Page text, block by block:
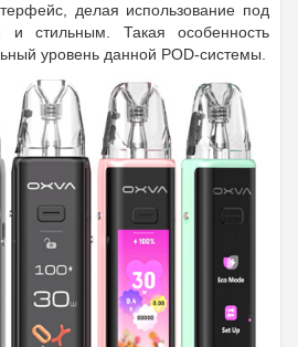
делая использование под
и стильным. Такая особенность
уровень данной POD-системы.